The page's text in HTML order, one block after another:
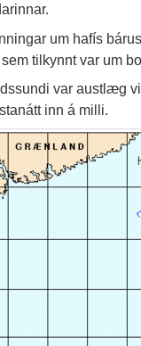
um hafís
tilkynnt var um
var austlæg
inn á milli.